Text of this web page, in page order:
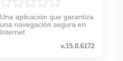
Una aplicación que garantiza
una navegación segura en
Internet
v.15.0.6172